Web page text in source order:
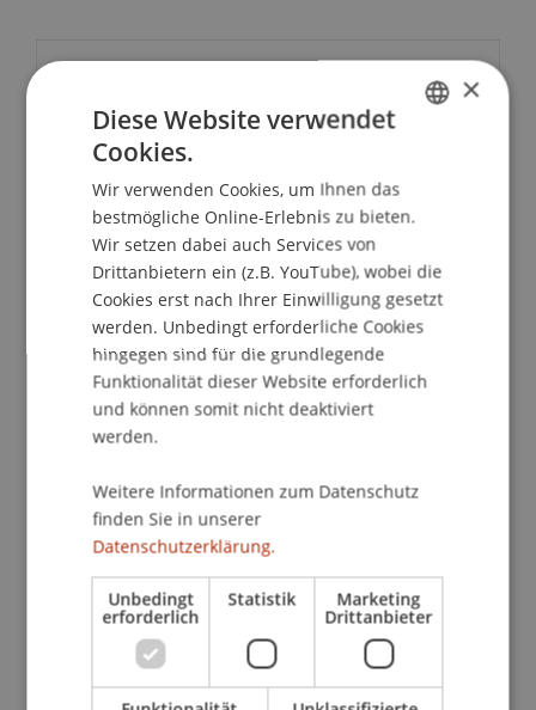
School/Professur:
Kommunikation und Marketing
Praxischeck - ein Schnuppertag an der Uni!
Programm
MassgeschneiderterPraxisworkshop
Tourüber den Unicampus
Stehlunch mitStudent Ambassadors
Jetzt zum Student for a day anmelden!
Individuelle Gruppentermine auf Anfrage
Kontakt
×
Diese Website verwendet
Cookies.
Wir verwenden Cookies, um Ihnen das
bestmögliche Online-Erlebnis zu bieten.
Wir setzen dabei auch Services von
Drittanbietern ein (z.B. YouTube), wobei die
Cookies erst nach Ihrer Einwilligung gesetzt
werden. Unbedingt erforderliche Cookies
hingegen sind für die grundlegende
Funktionalität dieser Website erforderlich
und können somit nicht deaktiviert
werden.
Weitere Informationen zum Datenschutz
finden Sie in unserer
Datenschutzerklärung.
Unbedingt
erforderlich
Statistik Marketing
Drittanbieter